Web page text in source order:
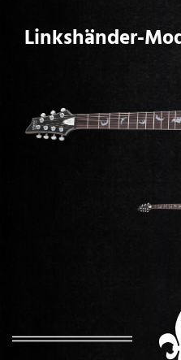
Linkshänder-